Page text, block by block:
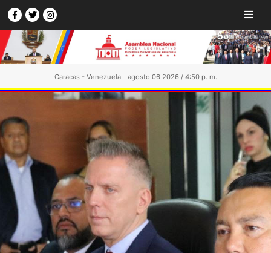
Caracas - Venezuela - agosto 06 2026 / 4:50 p. m.